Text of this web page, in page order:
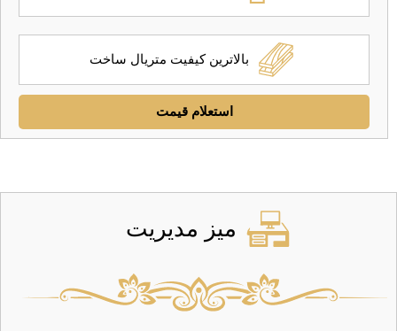
بالاترین کیفیت متریال ساخت
استعلام قیمت
میز مدیریت